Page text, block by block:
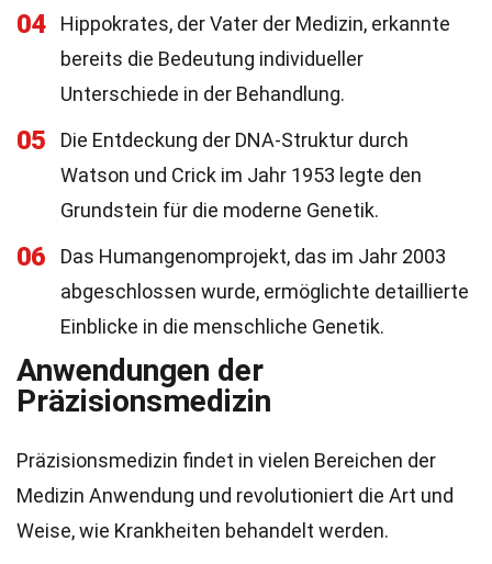
04
Hippokrates, der Vater der Medizin, erkannte
bereits die Bedeutung individueller
Unterschiede in der Behandlung.
05
Die Entdeckung der DNA-Struktur durch
Watson und Crick im Jahr 1953 legte den
Grundstein für die moderne Genetik.
06
Das Humangenomprojekt, das im Jahr 2003
abgeschlossen wurde, ermöglichte detaillierte
Einblicke in die menschliche Genetik.
Anwendungen der
Präzisionsmedizin
Präzisionsmedizin findet in vielen Bereichen der
Medizin Anwendung und revolutioniert die Art und
Weise, wie Krankheiten behandelt werden.